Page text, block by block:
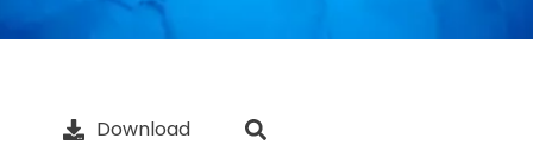
Download